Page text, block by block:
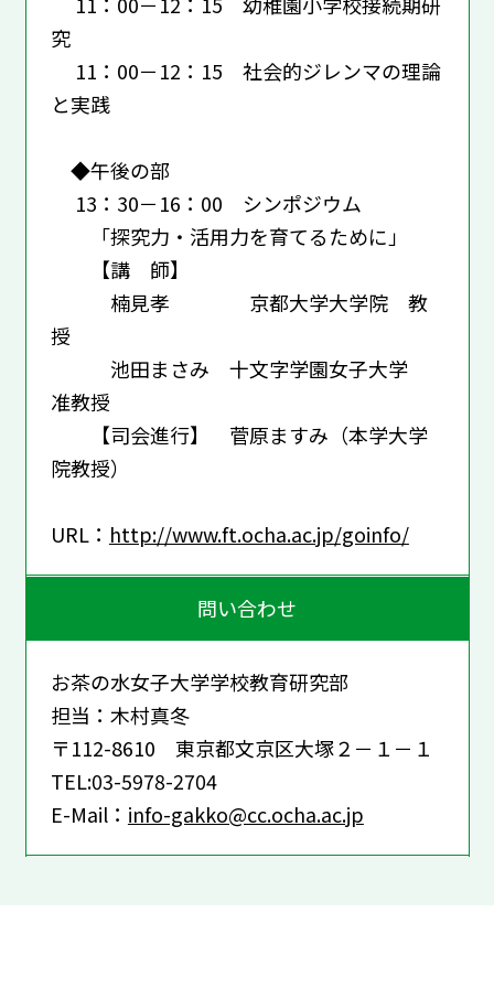
究
11：00－12：15 社会的ジレンマの理論
と実践
◆午後の部
13：30－16：00 シンポジウム
「探究力・活用力を育てるために」
【講 師】
楠見孝 京都大学大学院 教
授
池田まさみ 十文字学園女子大学
准教授
【司会進行】 菅原ますみ（本学大学
院教授）
URL： http://www.ft.ocha.ac.jp/goinfo/
問い合わせ
お茶の水女子大学学校教育研究部
担当：木村真冬
〒112-8610 東京都文京区大塚２－１－１
TEL:03-5978-2704
E-Mail： info-gakko@cc.ocha.ac.jp